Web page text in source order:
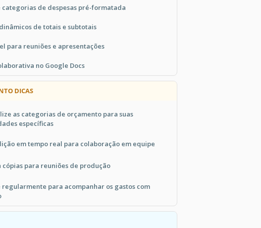
categorias de despesas pré-formatada
de totais e subtotais
para reuniões e apresentações
no Google Docs
DICAS
as categorias de orçamento para suas
específicas
em tempo real para colaboração em equipe
cópias para reuniões de produção
para acompanhar os gastos com